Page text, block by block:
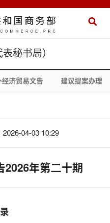
秘书局）
经济贸易文告 建议提案办理
2026-04-03 10:29
2026年第二十期